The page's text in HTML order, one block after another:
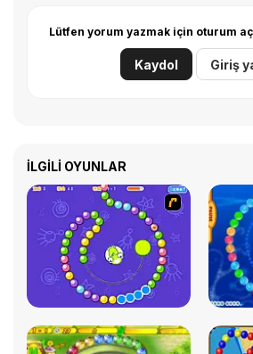
Lütfen yorum yazmak için oturum
Kaydol Giriş
İLGILI OYUNLAR